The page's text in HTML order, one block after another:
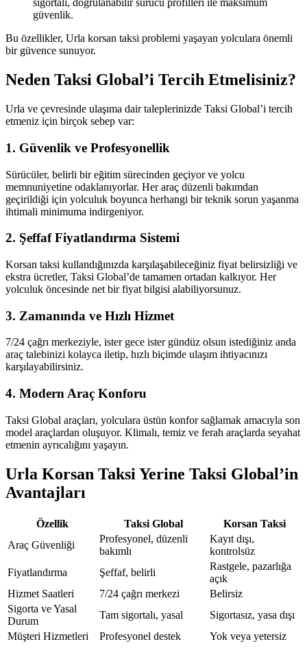
sigortalı, doğrulanabilir sürücü profilleri ile maksimum
güvenlik.
Bu özellikler, Urla korsan taksi problemi yaşayan yolculara önemli
bir güvence sunuyor.
Neden Taksi Global’i Tercih Etmelisiniz?
Urla ve çevresinde ulaşıma dair taleplerinizde Taksi Global’i tercih
etmeniz için birçok sebep var:
1. Güvenlik ve Profesyonellik
Sürücüler, belirli bir eğitim sürecinden geçiyor ve yolcu
memnuniyetine odaklanıyorlar. Her araç düzenli bakımdan
geçirildiği için yolculuk boyunca herhangi bir teknik sorun yaşanma
ihtimali minimuma indirgeniyor.
2. Şeffaf Fiyatlandırma Sistemi
Korsan taksi kullandığınızda karşılaşabileceğiniz fiyat belirsizliği ve
ekstra ücretler, Taksi Global’de tamamen ortadan kalkıyor. Her
yolculuk öncesinde net bir fiyat bilgisi alabiliyorsunuz.
3. Zamanında ve Hızlı Hizmet
7/24 çağrı merkeziyle, ister gece ister gündüz olsun istediğiniz anda
araç talebinizi kolayca iletip, hızlı biçimde ulaşım ihtiyacınızı
karşılayabilirsiniz.
4. Modern Araç Konforu
Taksi Global araçları, yolculara üstün konfor sağlamak amacıyla son
model araçlardan oluşuyor. Klimalı, temiz ve ferah araçlarda seyahat
etmenin ayrıcalığını yaşayın.
Urla Korsan Taksi Yerine Taksi Global’in
Avantajları
Özellik Taksi Global
Korsan Taksi
Araç Güvenliği
Profesyonel, düzenli
bakımlı
Kayıt dışı,
kontrolsüz
Fiyatlandırma
Şeffaf, belirli
Rastgele, pazarlığa
açık
Hizmet Saatleri
7/24 çağrı merkezi
Belirsiz
Sigorta ve Yasal
Durum
Tam sigortalı, yasal
Sigortasız, yasa dışı
Müşteri Hizmetleri
Profesyonel destek Yok veya yetersiz